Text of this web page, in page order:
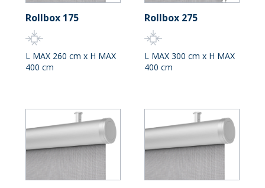
Rollbox 175
L MAX 260 cm x H MAX
400 cm
Rollbox 275
L MAX 300 cm x H MAX
400 cm